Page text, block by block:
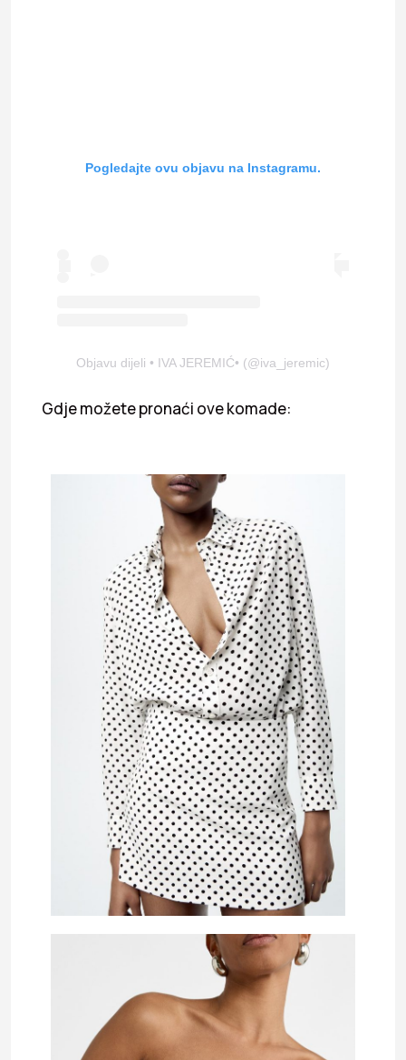
Pogledajte ovu objavu na Instagramu.
Objavu dijeli • IVA JEREMIĆ• (@iva_jeremic)
Gdje možete pronaći ove komade: